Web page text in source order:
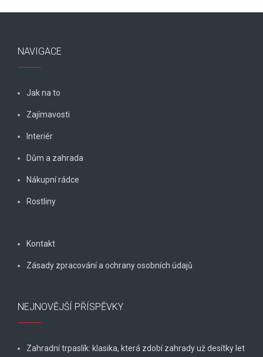
NAVIGACE
Jak na to
Zajímavosti
Interiér
Dům a zahrada
Nákupní rádce
Rostliny
Kontakt
Zásady zpracování a ochrany osobních údajů
NEJNOVĚJŠÍ PŘÍSPĚVKY
Zahradní trpaslík: klasika, která zdobí zahrady už desítky let